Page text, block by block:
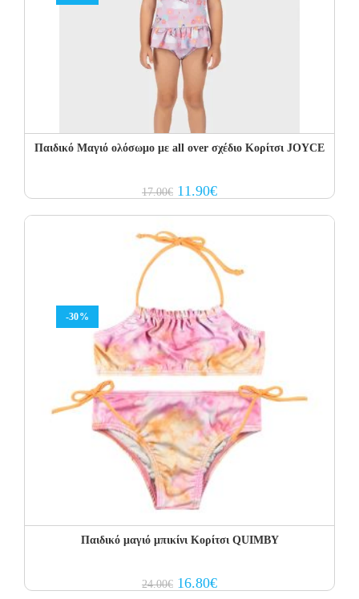
Παιδικό Μαγιό ολόσωμο με all over σχέδιο Κορίτσι JOYCE
17.00€ Original
price
11.90€Current
price
-30%
Παιδικό μαγιό μπικίνι Κορίτσι QUIMBY
24.00€ Original
price
16.80€Current
price